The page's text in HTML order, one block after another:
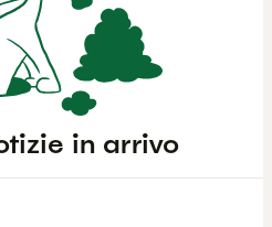
in arrivo